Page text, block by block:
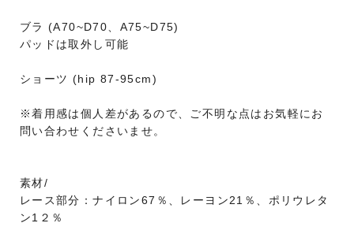
ブラ (A70~D70、A75~D75)
パッドは取外し可能
ショーツ (hip 87-95cm)
※着用感は個人差があるので、ご不明な点はお気軽にお
問い合わせくださいませ。
素材/
レース部分：ナイロン67％、レーヨン21％、ポリウレタ
ン1２％